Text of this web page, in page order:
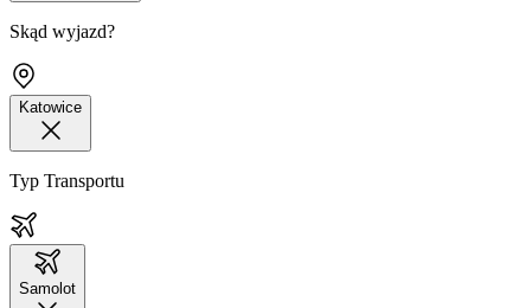
Skąd wyjazd?
Katowice
Typ Transportu
Samolot